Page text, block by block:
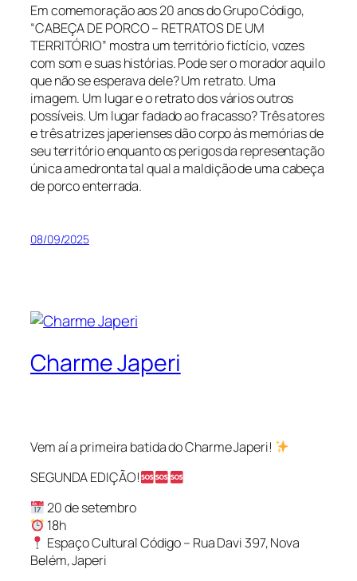
Em comemoração aos 20 anos do Grupo Código,
“CABEÇA DE PORCO – RETRATOS DE UM
TERRITÓRIO” mostra um território fictício, vozes
com som e suas histórias. Pode ser o morador aquilo
que não se esperava dele? Um retrato. Uma
imagem. Um lugar e o retrato dos vários outros
possíveis. Um lugar fadado ao fracasso? Três atores
e três atrizes japerienses dão corpo às memórias de
seu território enquanto os perigos da representação
única amedronta tal qual a maldição de uma cabeça
de porco enterrada.
08/09/2025
Charme Japeri
Vem aí a primeira batida do Charme Japeri!
SEGUNDA EDIÇÃO!
20 de setembro
18h
Espaço Cultural Código – Rua Davi 397, Nova
Belém, Japeri